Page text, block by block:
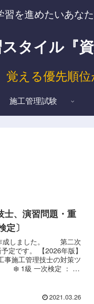
を進めたいあな
タイル『
える優先順位
施工管理試験
士、演習問題・重
〕
作成しました。 第二次
定です。 【2026年版】
事施工管理技士の対策ツ
❄️ 1級 一次検定 ： 演
と解説【170問】
2021.03.26